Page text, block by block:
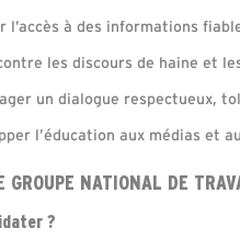
l’accès à des informations
les discours de haine et
un dialogue respectueux,
l’éducation aux médias et
GROUPE NATIONAL DE
?